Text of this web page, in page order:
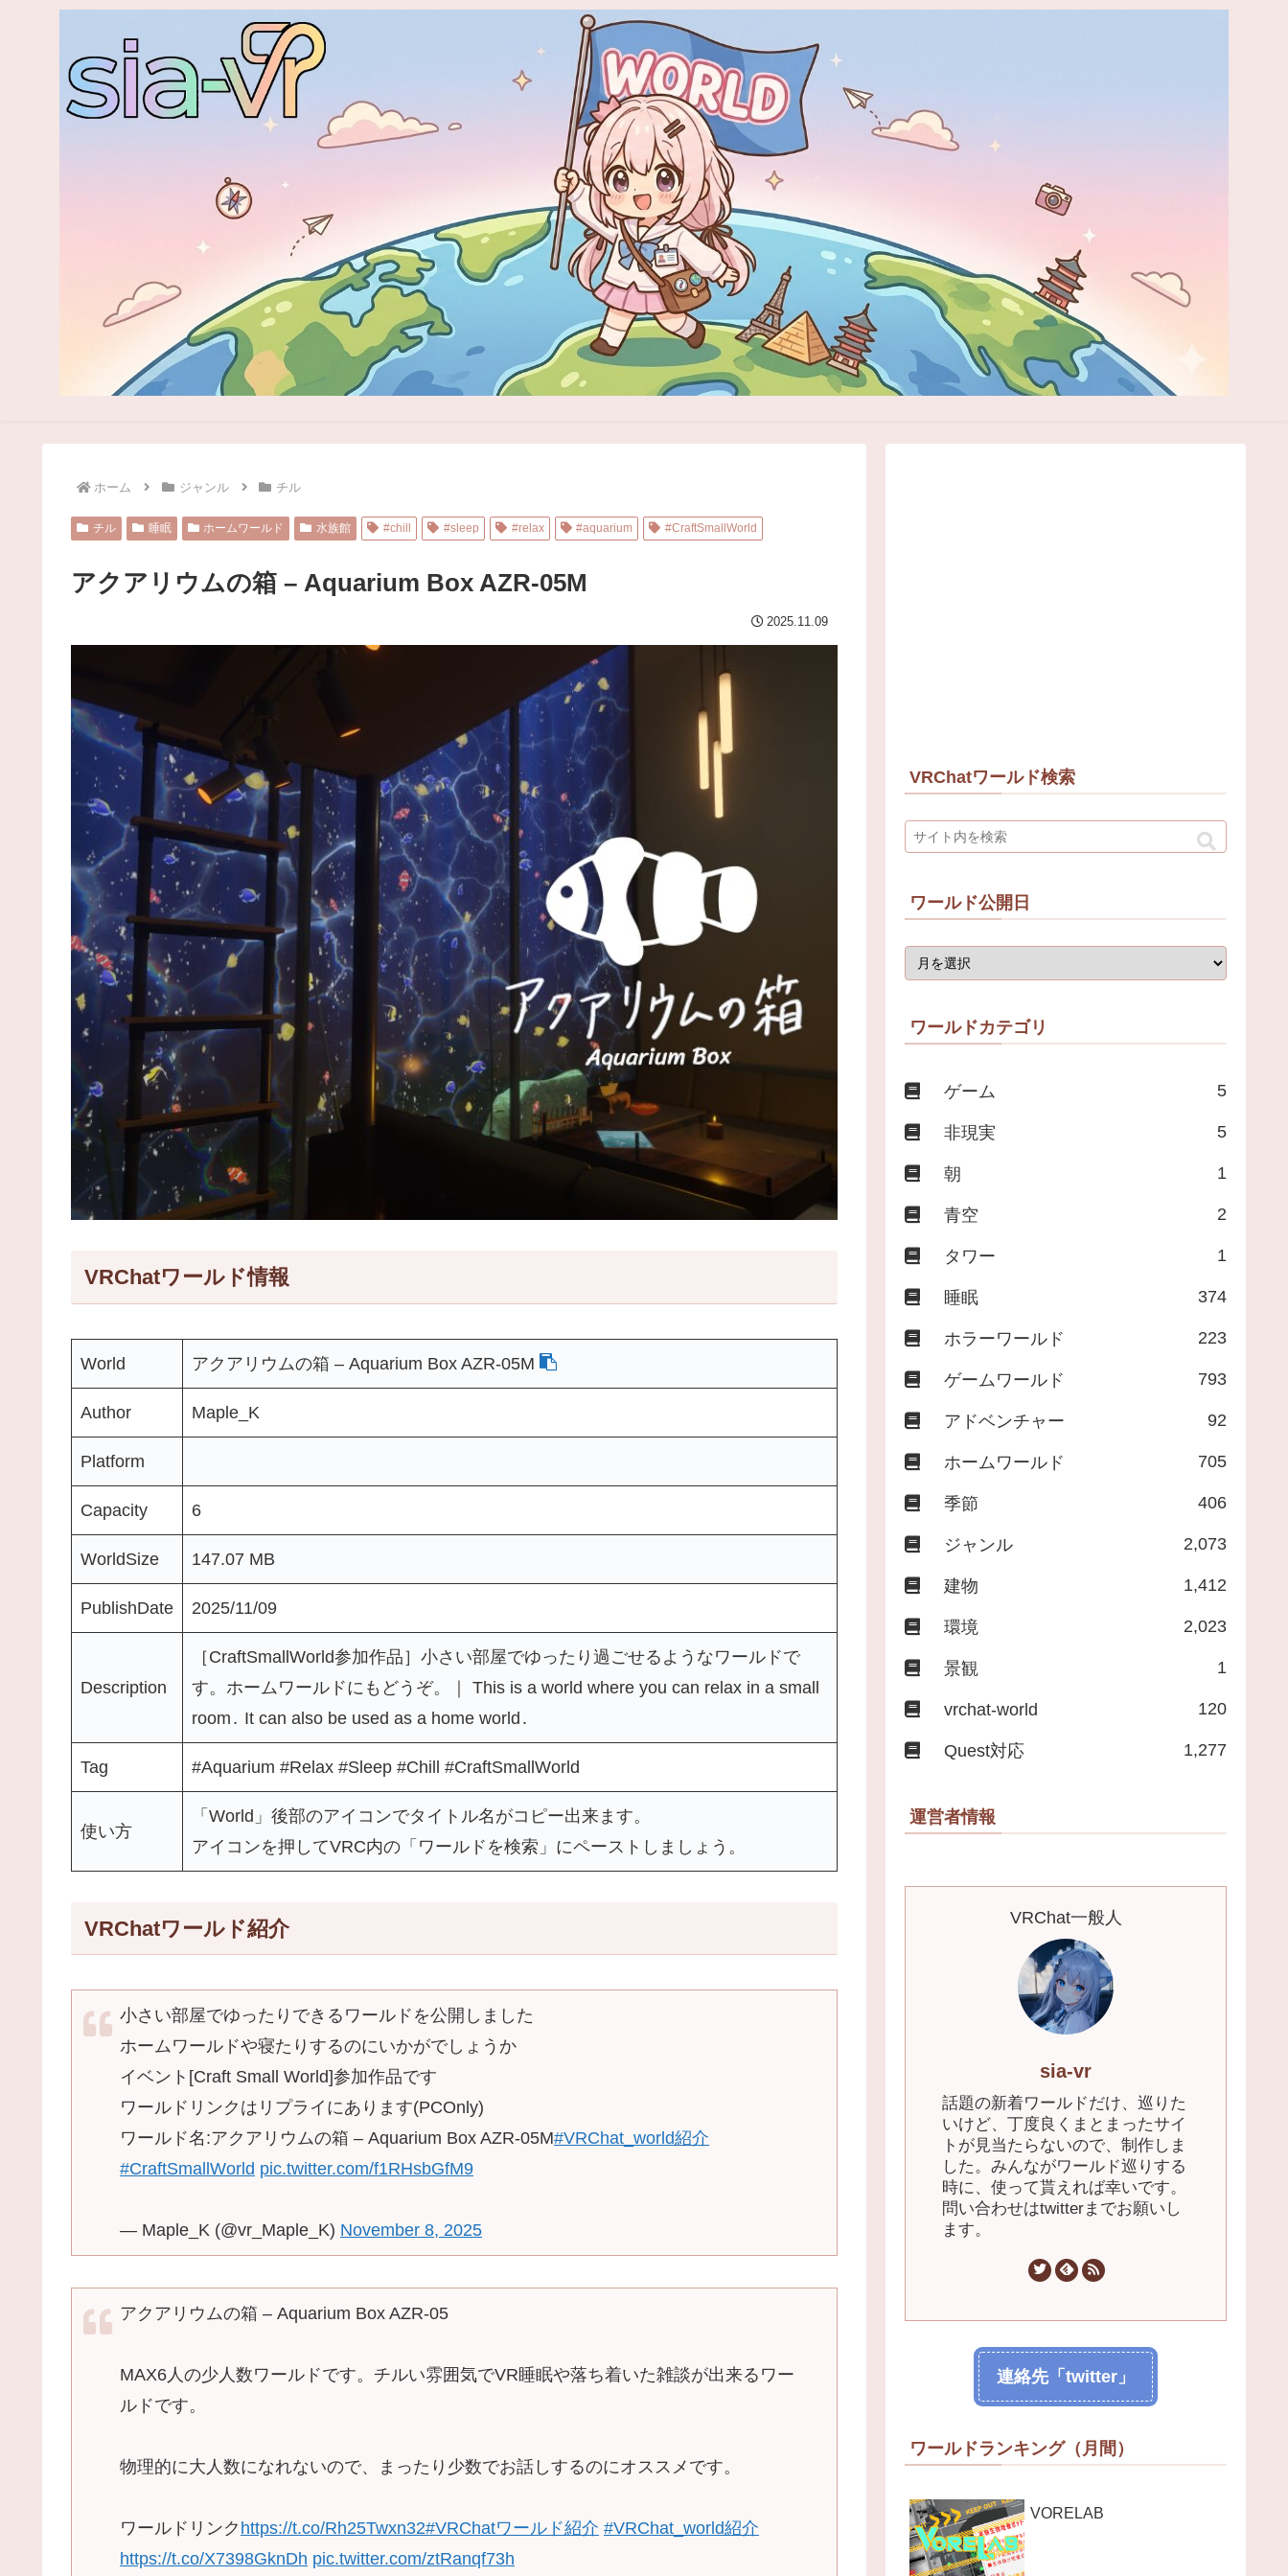
ホーム ジャンル チル
チル 睡眠 ホームワールド 水族館 #chill #sleep #relax #aquarium #CraftSmallWorld
アクアリウムの箱 – Aquarium Box AZR-05M
2025.11.09
VRChatワールド情報
World アクアリウムの箱 – Aquarium Box AZR-05M
Author Maple_K
Platform
Capacity 6
WorldSize 147.07 MB
PublishDate 2025/11/09
Description
［CraftSmallWorld参加作品］小さい部屋でゆったり過ごせるようなワールドで
す。ホームワールドにもどうぞ。｜ This is a world where you can relax in a small
room․ It can also be used as a home world․
Tag #Aquarium #Relax #Sleep #Chill #CraftSmallWorld
使い方
「World」後部のアイコンでタイトル名がコピー出来ます。
アイコンを押してVRC内の「ワールドを検索」にペーストしましょう。
VRChatワールド紹介
小さい部屋でゆったりできるワールドを公開しました
ホームワールドや寝たりするのにいかがでしょうか
イベント[Craft Small World]参加作品です
ワールドリンクはリプライにあります(PCOnly)
ワールド名:アクアリウムの箱 – Aquarium Box AZR-05M#VRChat_world紹介
#CraftSmallWorld pic.twitter.com/f1RHsbGfM9
— Maple_K (@vr_Maple_K) November 8, 2025
アクアリウムの箱 – Aquarium Box AZR-05
MAX6人の少人数ワールドです。チルい雰囲気でVR睡眠や落ち着いた雑談が出来るワー
ルドです。
物理的に大人数になれないので、まったり少数でお話しするのにオススメです。
ワールドリンク https://t.co/Rh25Twxn32#VRChatワールド紹介 #VRChat_world紹介
https://t.co/X7398GknDh pic.twitter.com/ztRanqf73h
VRChatワールド検索
ワールド公開日
ワールドカテゴリ
ゲーム 5
非現実 5
朝 1
青空 2
タワー 1
睡眠 374
ホラーワールド 223
ゲームワールド 793
アドベンチャー 92
ホームワールド 705
季節 406
ジャンル 2,073
建物 1,412
環境 2,023
景観 1
vrchat-world 120
Quest対応 1,277
運営者情報
VRChat一般人
sia-vr
話題の新着ワールドだけ、巡りた
いけど、丁度良くまとまったサイ
トが見当たらないので、制作しま
した。みんながワールド巡りする
時に、使って貰えれば幸いです。
問い合わせはtwitterまでお願いし
ます。
連絡先「twitter」
ワールドランキング（月間）
VORELAB